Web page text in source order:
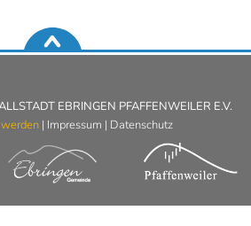
EBRINGEN PFAFFENWEILER E.V.
| Impressum | Datenschutz